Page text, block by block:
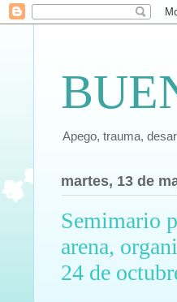
Apego, trauma,
martes, 13 de
Semimario
arena,
24 de